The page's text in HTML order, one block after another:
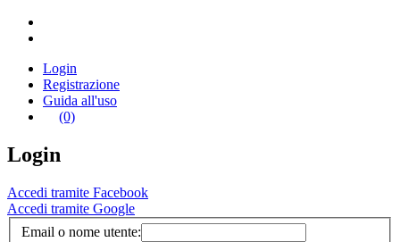
Login
Registrazione
Guida all'uso
(0)
Login
Accedi tramite Facebook
Accedi tramite Google
Email o nome utente: